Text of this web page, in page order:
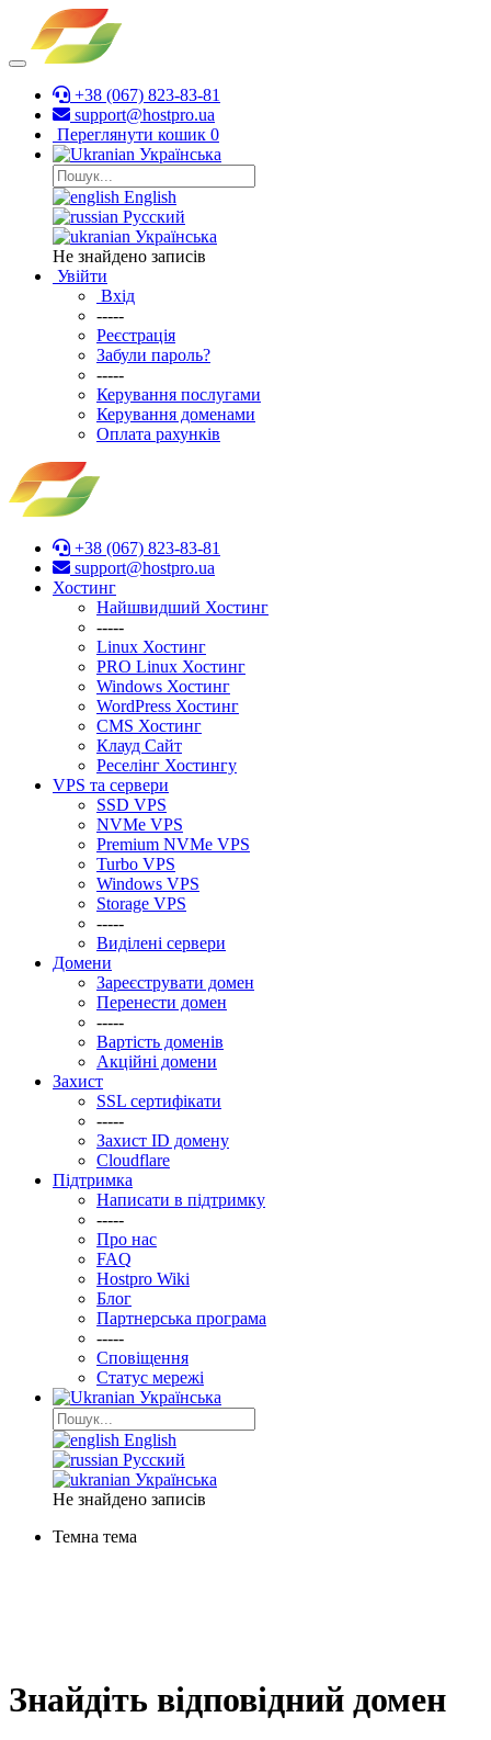
+38 (067) 823-83-81
support@hostpro.ua
Переглянути кошик 0
Українська
English
Русский
Українська
Не знайдено записів
Увійти
Вхід
-----
Реєстрація
Забули пароль?
-----
Керування послугами
Керування доменами
Оплата рахунків
+38 (067) 823-83-81
support@hostpro.ua
Хостинг
Найшвидший Хостинг
-----
Linux Хостинг
PRO Linux Хостинг
Windows Хостинг
WordPress Хостинг
CMS Хостинг
Клауд Сайт
Реселінг Хостингу
VPS та сервери
SSD VPS
NVMe VPS
Premium NVMe VPS
Turbo VPS
Windows VPS
Stоrage VPS
-----
Виділені сервери
Домени
Зареєструвати домен
Перенести домен
-----
Вартість доменів
Акційні домени
Захист
SSL сертифікати
-----
Захист ID домену
Clоudflare
Підтримка
Написати в підтримку
-----
Про нас
FAQ
Hostpro Wiki
Блог
Партнерська програма
-----
Сповіщення
Статус мережі
Українська
English
Русский
Українська
Не знайдено записів
Темна тема
Знайдіть відповідний домен